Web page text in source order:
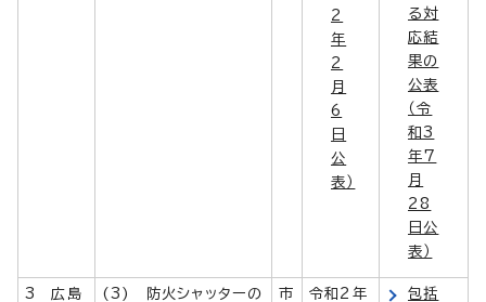
2
年
2
月
6
日
公
表）
る対
応結
果の
公表
（令
和3
年7
月
28
日公
表）
3 広島
(3) 防火シャッターの
市
令和2年
包括